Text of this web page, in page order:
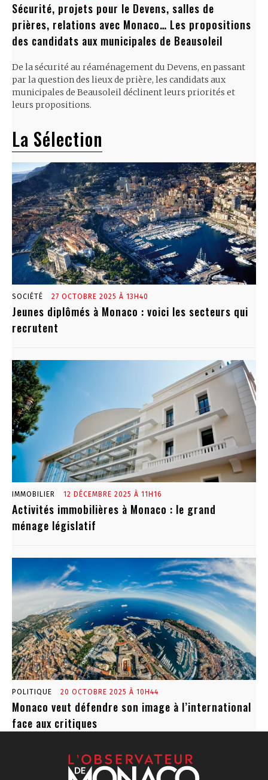
Sécurité, projets pour le Devens, salles de
prières, relations avec Monaco… Les propositions
des candidats aux municipales de Beausoleil
De la sécurité au réaménagement du Devens, en passant
par la question des lieux de prière, les candidats aux
municipales de Beausoleil déclinent leurs priorités et
leurs propositions.
La Sélection
SOCIÉTÉ 27 OCTOBRE 2025 À 13H40
Jeunes diplômés à Monaco : voici les secteurs qui
recrutent
IMMOBILIER 12 DÉCEMBRE 2025 À 11H16
Activités immobilières à Monaco : le grand
ménage législatif
POLITIQUE 20 OCTOBRE 2025 À 10H44
Monaco veut défendre son image à l’international
face aux critiques